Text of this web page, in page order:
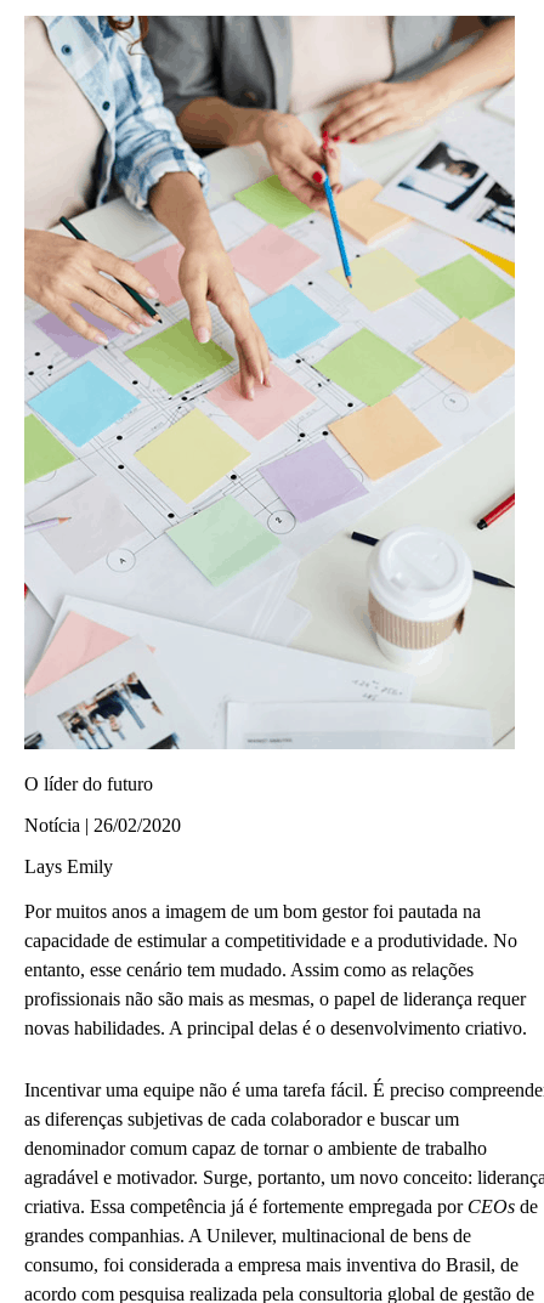
O líder do futuro
Notícia | 26/02/2020
Lays Emily
Por muitos anos a imagem de um bom gestor foi pautada na
capacidade de estimular a competitividade e a produtividade. No
entanto, esse cenário tem mudado. Assim como as relações
profissionais não são mais as mesmas, o papel de liderança requer
novas habilidades. A principal delas é o desenvolvimento criativo.
Incentivar uma equipe não é uma tarefa fácil. É preciso
as diferenças subjetivas de cada colaborador e buscar um
denominador comum capaz de tornar o ambiente de trabalho
agradável e motivador. Surge, portanto, um novo conceito:
criativa. Essa competência já é fortemente empregada por CEOs de
grandes companhias. A Unilever, multinacional de bens de
consumo, foi considerada a empresa mais inventiva do Brasil, de
acordo com pesquisa realizada pela consultoria global de gestão de